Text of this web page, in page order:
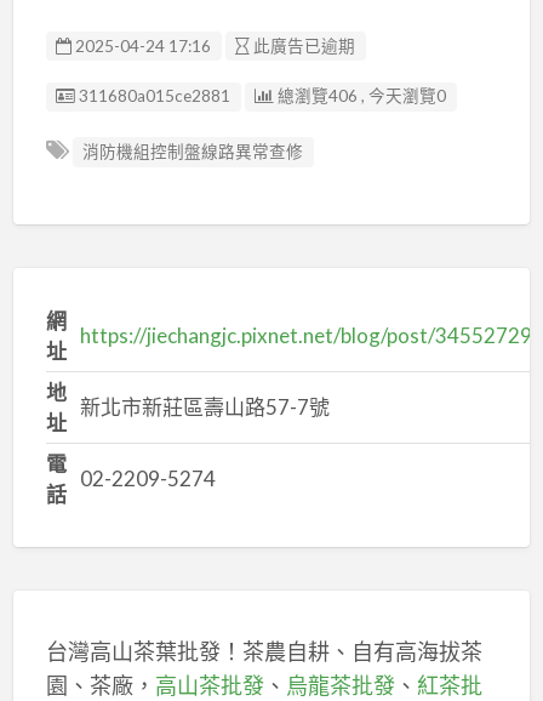
2025-04-24 17:16 此廣告已逾期
廣告编號
311680a015ce2881 總瀏覽406 , 今天瀏覽0
消防機組控制盤線路異常查修
網
址
https://jiechangjc.pixnet.net/blog/post/345527299
地
址
新北市新莊區壽山路57-7號
電
話
02-2209-5274
台灣高山茶葉批發！茶農自耕、自有高海拔茶
園、茶廠， 高山茶批發、 烏龍茶批發、 紅茶批